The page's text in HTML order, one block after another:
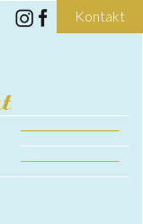
Kontakt